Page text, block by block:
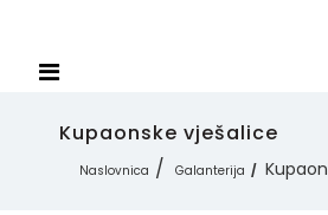
Kupaonske vješalice
Naslovnica Galanterija